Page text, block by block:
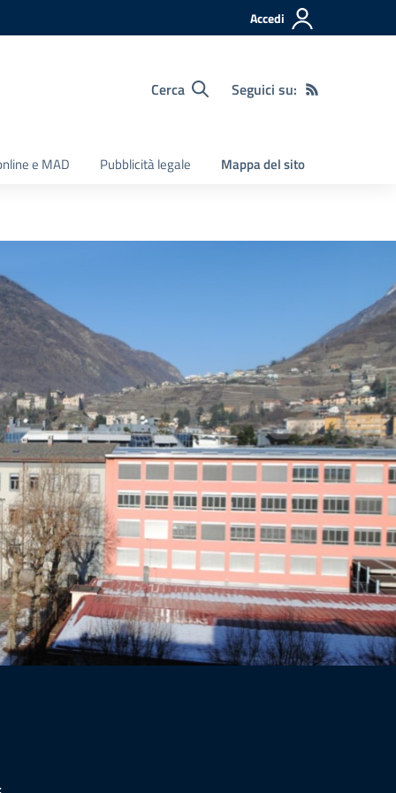
Accedi
Cerca Seguici su:
e MAD Pubblicità legale Mappa del sito